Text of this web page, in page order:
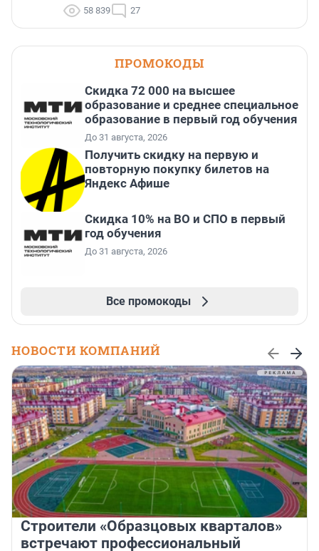
58 839 27
ПРОМОКОДЫ
Скидка 72 000 на высшее
образование и среднее специальное
образование в первый год обучения
До 31 августа, 2026
Получить скидку на первую и
повторную покупку билетов на
Яндекс Афише
Скидка 10% на ВО и СПО в первый
год обучения
До 31 августа, 2026
Все промокоды
НОВОСТИ КОМПАНИЙ
Строители «Образцовых кварталов»
встречают профессиональный